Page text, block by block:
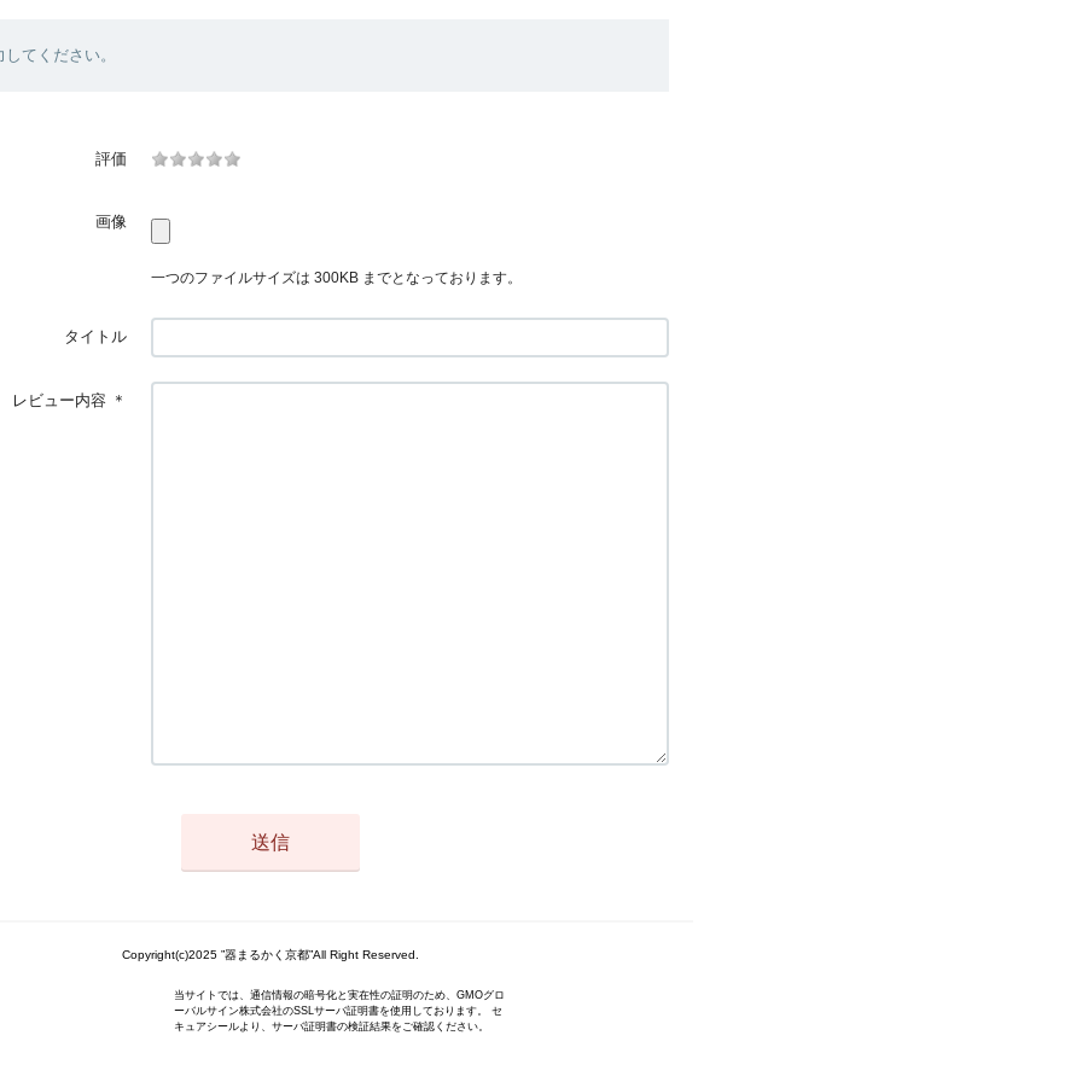
てください。
評価
画像
一つのファイルサイズは 300KB までとなっております。
タイトル
レビュー内容 ＊
Copyright(c)2025 ”器まるかく京都”All Right Reserved.
当サイトでは、通信情報の暗号化と実在性の証明のため、GMOグロ
ーバルサイン株式会社のSSLサーバ証明書を使用しております。 セ
キュアシールより、サーバ証明書の検証結果をご確認ください。